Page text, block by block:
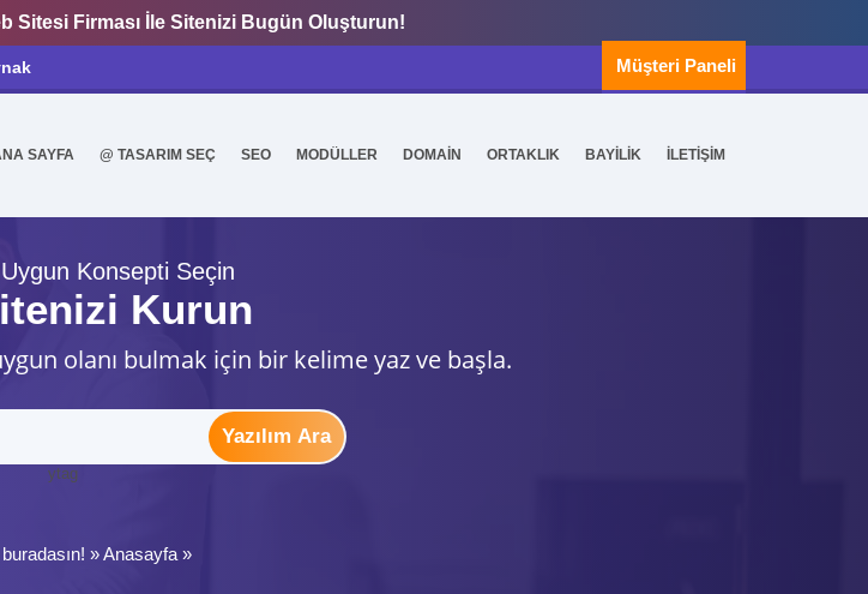
Sitesi Firması İle Sitenizi Bugün Oluşturun!
Müşteri Paneli
SAYFA @ TASARIM SEÇ SEO MODÜLLER DOMAİN ORTAKLIK BAYİLİK İLETİŞİM
Konsepti Seçin
Kurun
olanı bulmak için bir kelime yaz ve başla.
Yazılım Ara
ytag
»Anasayfa »